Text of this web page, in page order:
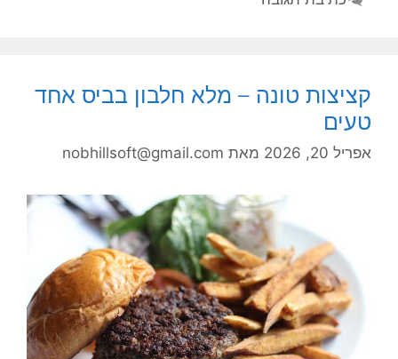
קציצות טונה – מלא חלבון בביס אחד
טעים
אפריל 20, 2026 מאת nobhillsoft@gmail.com